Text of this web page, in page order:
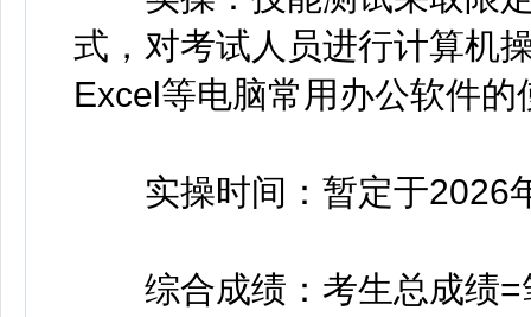
式，对考试人员进行计算机
Excel等电脑常用办公软件的
实操时间：暂定于2026
综合成绩：考生总成绩=